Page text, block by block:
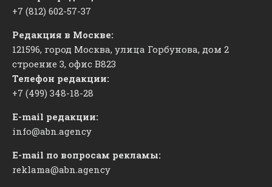
+7 (812) 602-57-37
Редакция в Москве:
121596, город Москва, улица Горбунова, дом 2
строение 3, офис ​В823
Телефон редакции:
+7 (499) 348-18-28
E-mail редакции:
info@abn.agency
E-mail по вопросам рекламы:
reklama@abn.agency